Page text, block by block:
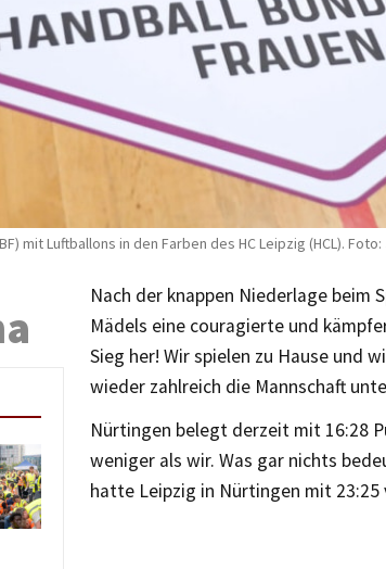
mit Luftballons in den Farben des HC Leipzig (HCL).
Nach der knappen Niederlage beim
Mädels eine couragierte und
Sieg her! Wir spielen zu Hause und
wieder zahlreich die Mannschaft
Nürtingen belegt derzeit mit 16:28
weniger als wir. Was gar nichts
hatte Leipzig in Nürtingen mit